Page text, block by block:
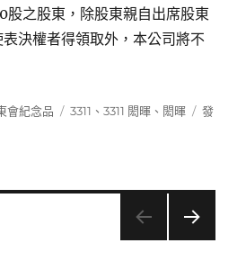
股之股東，除股東親自出席股東
決權者得領取外，本公司將不
會紀念品
標
3311 、3311 閎暉 、 閎暉
在
發